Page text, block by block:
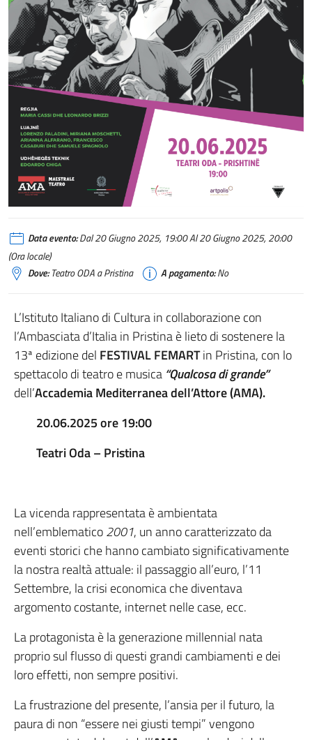
Data evento:Dal 20 Giugno 2025, 19:00 Al 20 Giugno 2025, 20:00
(Ora locale)
Dove:Teatro ODA a Pristina A pagamento:No
L’Istituto Italiano di Cultura in collaborazione con
l’Ambasciata d’Italia in Pristina è lieto di sostenere la
13ª edizione del FESTIVAL FEMARTin Pristina, con lo
spettacolo di teatro e musica “Qualcosa di grande”
dell’Accademia Mediterranea dell’Attore(AMA).
20.06.2025 ore 19:00
Teatri Oda – Pristina
La vicenda rappresentata è ambientata
nell’emblematico2001, un anno caratterizzato da
eventi storici che hanno cambiato significativamente
la nostra realtà attuale: il passaggio all’euro, l’11
Settembre, la crisi economica che diventava
argomento costante, internet nelle case, ecc.
La protagonista è la generazione millennial nata
proprio sul flusso di questi grandi cambiamenti e dei
loro effetti, non sempre positivi.
La frustrazione del presente, l’ansia per il futuro, la
paura di non “essere nei giusti tempi” vengono